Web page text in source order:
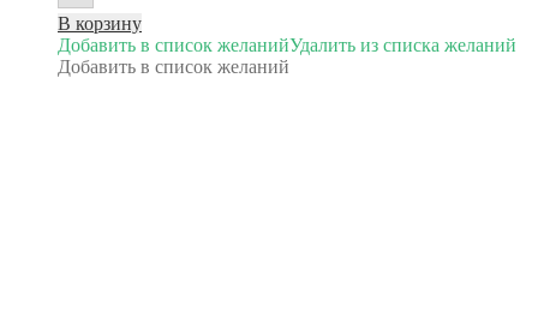
В корзину
Добавить в список желанийУдалить из списка желаний
Добавить в список желаний